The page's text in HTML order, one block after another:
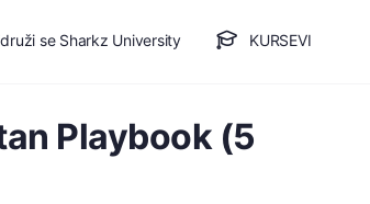
se Sharkz University KURSEVI
Playbook (5